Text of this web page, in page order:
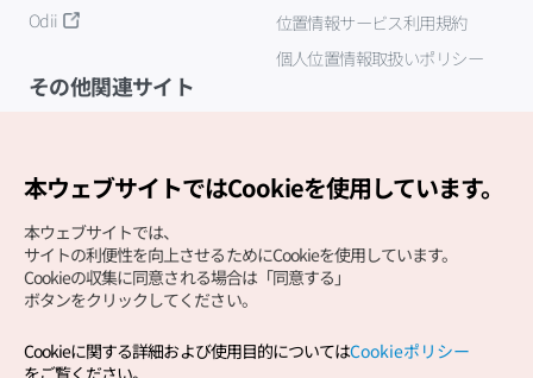
Odii
位置情報サービス利用規約
個人位置情報取扱いポリシー
その他関連サイト
Copyright (c) Korea Tourism Organization All Rights
本ウェブサイトではCookieを使用しています。
本ウェブサイトでは、
サイトの利便性を向上させるためにCookieを使用しています。
Cookieの収集に同意される場合は「同意する」
ボタンをクリックしてください。
Cookieに関する詳細および使用目的についてはCookieポリシー
をご覧ください。